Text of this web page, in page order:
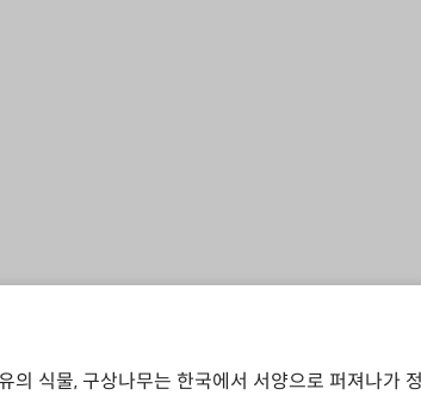
의 식물, 구상나무는 한국에서 서양으로 퍼져나